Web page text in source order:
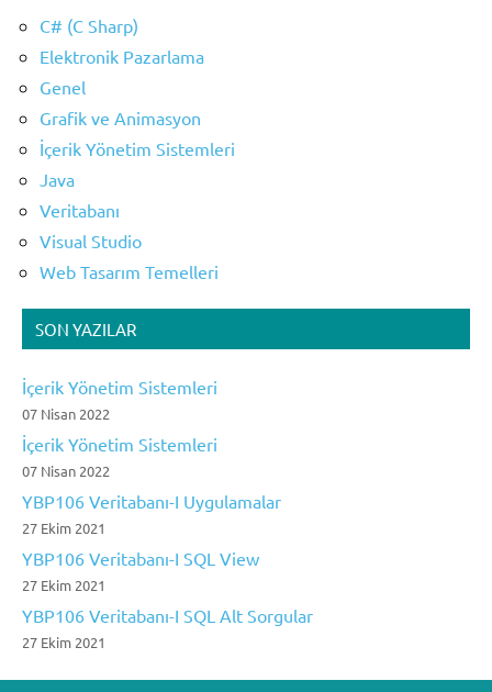
C# (C Sharp)
Elektronik Pazarlama
Genel
Grafik ve Animasyon
İçerik Yönetim Sistemleri
Java
Veritabanı
Visual Studio
Web Tasarım Temelleri
SON YAZILAR
İçerik Yönetim Sistemleri
07 Nisan 2022
İçerik Yönetim Sistemleri
07 Nisan 2022
YBP106 Veritabanı-I Uygulamalar
27 Ekim 2021
YBP106 Veritabanı-I SQL View
27 Ekim 2021
YBP106 Veritabanı-I SQL Alt Sorgular
27 Ekim 2021